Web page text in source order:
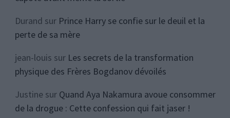
Durand sur Prince Harry se confie sur le deuil et la
perte de sa mère
jean-louis sur Les secrets de la transformation
physique des Frères Bogdanov dévoilés
Justinesur Quand Aya Nakamura avoue consommer
de la drogue : Cette confession qui fait jaser !